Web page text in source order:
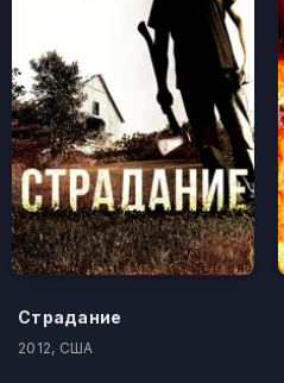
Страдание
2012, США